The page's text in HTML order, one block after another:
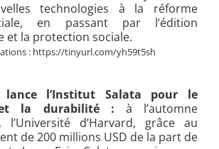
technologies à la réforme
en passant par l’édition
et la protection sociale.
: https://tinyurl.com/yh59t5sh
lance l’Institut Salata pour le
la durabilité : à l’automne
l’Université d’Harvard, grâce au
de 200 millions USD de la part de